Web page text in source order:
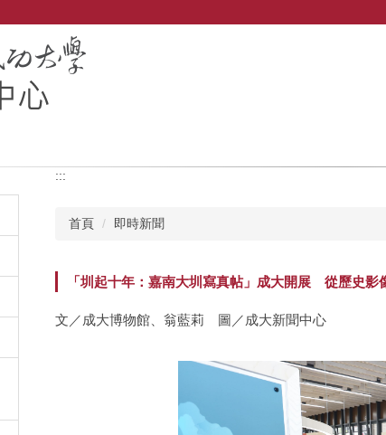
:::
首頁 即時新聞
「圳起十年：嘉南大圳寫真帖」成大開展 從歷史影
文／成大博物館、翁藍莉 圖／成大新聞中心